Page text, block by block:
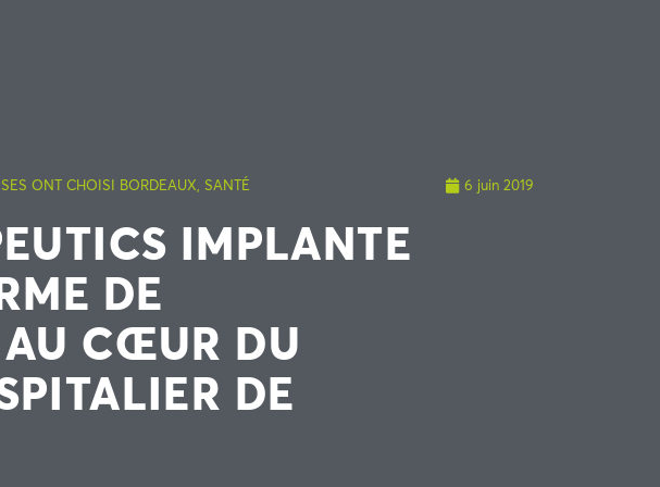
ONT CHOISI BORDEAUX, SANTÉ
IMPLANTE
DE
AU CŒUR DU
DE
6 juin 2019